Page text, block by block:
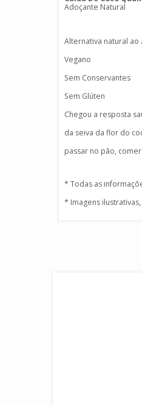
Adoçante Natural
Alternativa natural
Vegano
Sem Conservantes
Sem Glúten
Chegou a resposta
da seiva da flor do
passar no pão,
* Todas as
* Imagens